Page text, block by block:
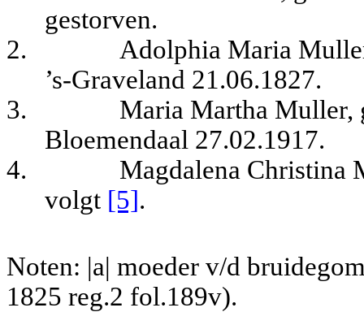
gestorven.
2.
Adolphia Maria
’s-Graveland 21.06.1827.
3.
Maria Martha Muller,
Bloemendaal 27.02.1917.
4.
Magdalena Christina
volgt [5].
Noten: |a| moeder v/d
1825 reg.2 fol.189v).